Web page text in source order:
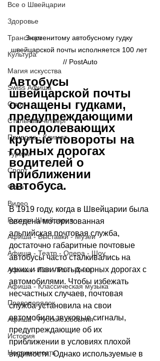
Все о Швейцарии
Здоровье
Транспорт
Культура
Магия искусства
Swiss Афиша
Стиль
Стильный четверг
Природа - Климат
Туризм
Спорт
Фото
Видео
Русская Швейцария
Афиша - Выставки - Музеи
Афиша - Театр - Опера - Шоу
Афиша - Поп - Рок - Джаз
Афиша - Классическая музыка
Правопорядок
Афиша - Русские события
История
Недвижимость
Знаменитому автобусному гудку
швейцарской почты исполняется 100 лет
// PostAuto
Автобусы
швейцарской почты
оснащены гудками,
предупреждающими
преодолевающих
крутые повороты на
горных дорогах
водителей о
приближении
автобуса.
В 1919 году, когда в Швейцарии была
введена моторизованная
альпийская почтовая служба,
достаточно габаритные почтовые
автобусы часто сталкивались на
узких и извилистых горных дорогах с
автомобилями. Чтобы избежать
несчастных случаев, почтовая
служба установила на свои
автомобили звуковые сигналы,
предупреждающие об их
приближении в условиях плохой
видимости. Однако используемые в